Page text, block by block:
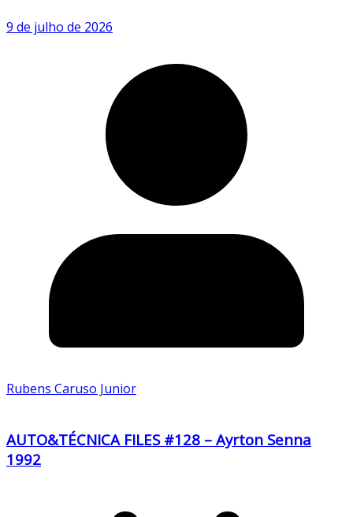
9 de julho de 2026
Rubens Caruso Junior
AUTO&TÉCNICA FILES #128 – Ayrton Senna
1992